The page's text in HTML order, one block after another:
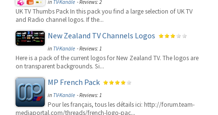
in TV-Kanäle - Reviews: 2
UK TV Thumbs Pack In this pack you find a large selection of UK TV
and Radio channel logos. If the...
New Zealand TV Channels Logos
in TV-Kanäle - Reviews: 1
Here is a pack of the current logos for New Zealand TV. The logos are
on transparent backgrounds. Si...
MP French Pack
in TV-Kanäle - Reviews: 1
Pour les français, tous les détails ici: http://forum.team-
mediaportal.com/threads/french-logo-pac...